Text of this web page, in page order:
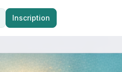
Inscription